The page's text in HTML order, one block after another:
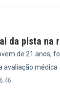
da pista na
de 21 anos,
avaliação médica